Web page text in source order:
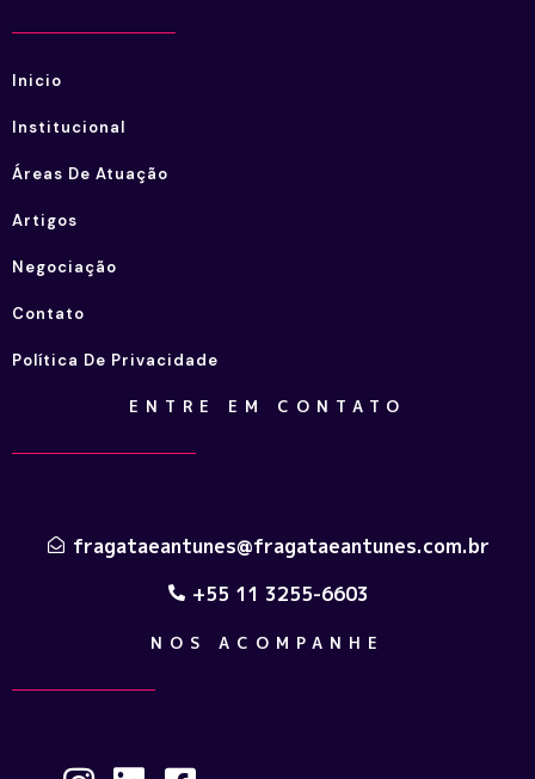
Inicio
Institucional
Áreas De Atuação
Artigos
Negociação
Contato
Política De Privacidade
ENTRE EM CONTATO
fragataeantunes@fragataeantunes.com.br
+55 11 3255-6603
NOS ACOMPANHE